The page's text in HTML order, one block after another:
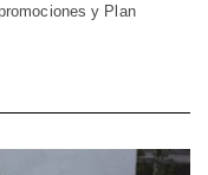
y Plan